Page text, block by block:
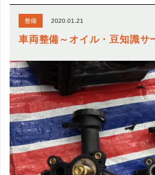
整備 2020.01.21
車両整備～オイル・豆知識サ